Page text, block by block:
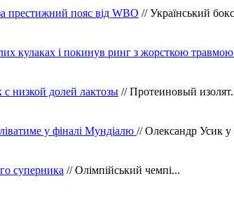
престижний пояс від WBO // Український
кулаках і покинув ринг з жорсткою
низкой долей лактозы // Протеиновый
у фіналі Мундіалю // Олександр Усик у
суперника // Олімпійський чемпі...